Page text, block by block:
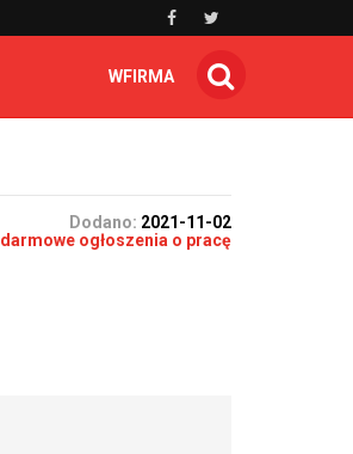
WFIRMA
Dodano: 2021-11-02
darmowe ogłoszenia o pracę